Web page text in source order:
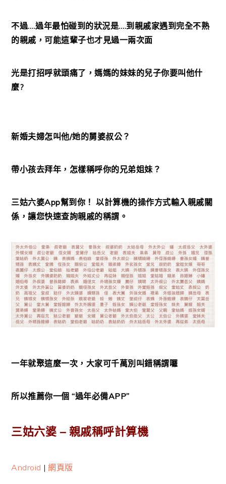
不過….過年最怕碰到的狀況是….到親戚家遇到完全不熟
的親戚，可能這輩子也才見過一兩次面
光是打招呼就頭痛了，媽媽的妹妹的兒子你要叫他什
麼?
新婚夫婦怎叫他/她的舅婆叔公？
帶小孩去拜年，怎樣稱呼你的兄弟姐妹？
三姑六婆App幫到你！ 以計算機的操作方式輸入親戚關
係，讓您快速查詢親戚的稱謂。
一年就聚這麼一次，大家可千萬別叫錯稱謂囉
所以推薦你一個 “過年必備APP”
三姑六婆 – 親戚稱呼計算機
Android |網頁版